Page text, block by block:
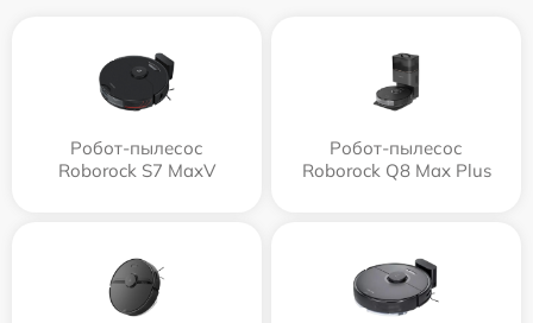
Робот-пылесос
Roborock S7 MaxV
Робот-пылесос
Roborock Q8 Max Plus